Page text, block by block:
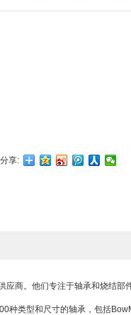
分享:
商。他们专注于轴承和烧结部
种类型和尺寸的轴承，包括